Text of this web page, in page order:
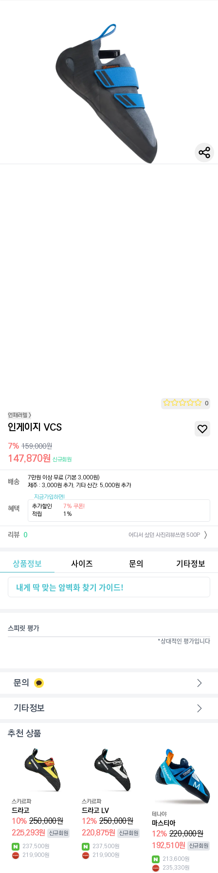
0
언패러렐>
인게이지 VCS
7% 159,000원
147,870원 신규회원
배송
7만원 이상 무료 (기본 3,000원)
제주 : 3,000원 추가, 기타 산간: 5,000원 추가
혜택
지금가입하면!
추가할인
7% 쿠폰!
적립
1%
리뷰 0 어디서 샀던 사진리뷰쓰면 500P
상품정보 사이즈 문의 기타정보
내게 딱 맞는 암벽화 찾기 가이드!
스피릿 평가
*상대적인 평가입니다
문의
기타정보
추천 상품
스카르파
드라고
10% 250,000원
225,293원 신규회원
237,500원
219,900원
스카르파
드라고 LV
12% 250,000원
220,875원 신규회원
237,500원
219,900원
테나야
마스티아
12% 220,000원
192,510원 신규회원
213,600원
235,330원